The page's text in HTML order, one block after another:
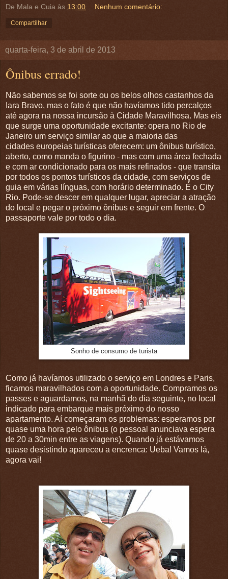
De Mala e Cuia às 13:00 Nenhum comentário:
Compartilhar
quarta-feira, 3 de abril de 2013
Ônibus errado!
Não sabemos se foi sorte ou os belos olhos castanhos da
Iara Bravo, mas o fato é que não havíamos tido percalços
até agora na nossa incursão à Cidade Maravilhosa. Mas eis
que surge uma oportunidade excitante: opera no Rio de
Janeiro um serviço similar ao que a maioria das
cidades europeias turísticas oferecem: um ônibus turístico,
aberto, como manda o figurino - mas com uma área fechada
e com ar condicionado para os mais refinados - que transita
por todos os pontos turísticos da cidade, com serviços de
guia em várias línguas, com horário determinado. É o City
Rio. Pode-se descer em qualquer lugar, apreciar a atração
do local e pegar o próximo ônibus e seguir em frente. O
passaporte vale por todo o dia.
Sonho de consumo de turista
Como já havíamos utilizado o serviço em Londres e Paris,
ficamos maravilhados com a oportunidade. Compramos os
passes e aguardamos, na manhã do dia seguinte, no local
indicado para embarque mais próximo do nosso
apartamento. Aí começaram os problemas: esperamos por
quase uma hora pelo ônibus (o pessoal anunciava espera
de 20 a 30min entre as viagens). Quando já estávamos
quase desistindo apareceu a encrenca: Ueba! Vamos lá,
agora vai!